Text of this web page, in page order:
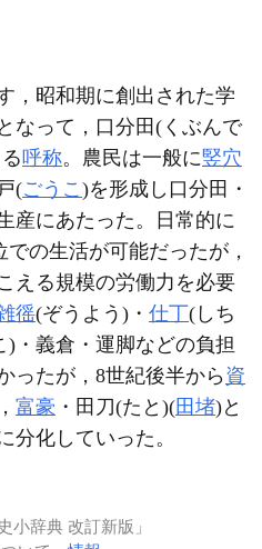
，昭和期に創出された学
なって，口分田(くぶんで
呼称。農民は一般に竪穴
(ごうこ)を形成し口分田・
産にあたった。日常的に
での生活が可能だったが，
える規模の労働力を必要
徭(ぞうよう)・ 仕丁(しち
)・義倉・運脚などの負担
ったが，8世紀後半から 資
富豪 ・田刀(たと)(田堵)と
分化していった。
小辞典 改訂新版」